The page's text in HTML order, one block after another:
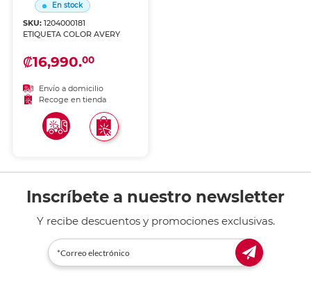
En stock
SKU:1204000181
ETIQUETA COLOR AVERY
₡16,990.00
Envío a domicilio
Recoge en tienda
Inscríbete a nuestro newsletter
Y recibe descuentos y promociones exclusivas.